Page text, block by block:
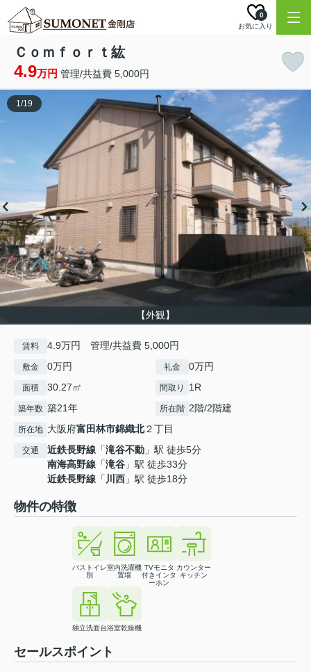
お気に入り
0
Ｃｏｍｆｏｒｔ紘
4.9万円 管理/共益費 5,000円
【外観】
1/19
賃料 4.9万円 管理/共益費 5,000円
敷金 0万円 礼金 0万円
面積 30.27㎡ 間取り 1R
築年数 築21年 所在階 2階/2階建
所在地 大阪府富田林市錦織北２丁目
交通 近鉄長野線 「滝谷不動 」駅 徒歩5分
南海高野線 「滝谷 」駅 徒歩33分
近鉄長野線 「 川西 」駅 徒歩18分
物件の特徴
バストイレ
別
室内洗濯機
置場
TVモニタ
付きインタ
ーホン
カウンター
キッチン
独立洗面台浴室乾燥機
セールスポイント